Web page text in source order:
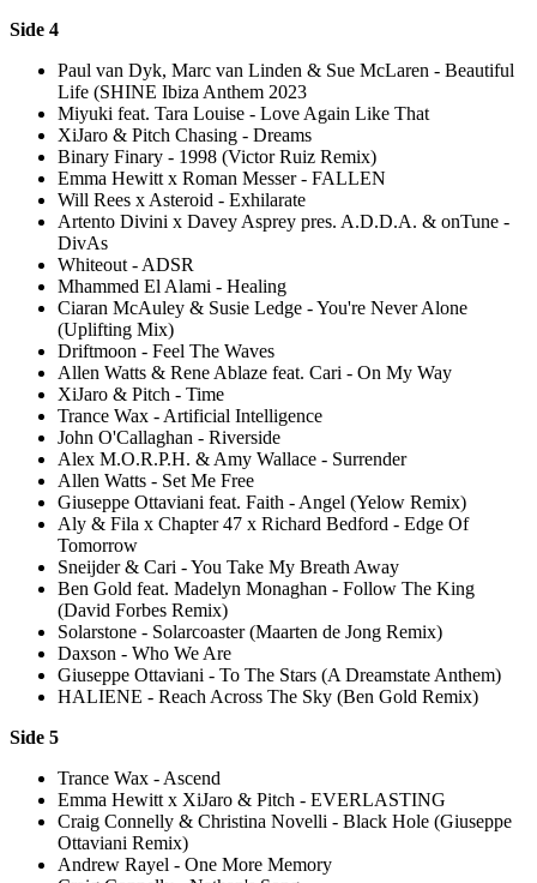
Side 4
Paul van Dyk, Marc van Linden & Sue McLaren - Beautiful
Life (SHINE Ibiza Anthem 2023
Miyuki feat. Tara Louise - Love Again Like That
XiJaro & Pitch Chasing - Dreams
Binary Finary - 1998 (Victor Ruiz Remix)
Emma Hewitt x Roman Messer - FALLEN
Will Rees x Asteroid - Exhilarate
Artento Divini x Davey Asprey pres. A.D.D.A. & onTune -
DivAs
Whiteout - ADSR
Mhammed El Alami - Healing
Ciaran McAuley & Susie Ledge - You're Never Alone
(Uplifting Mix)
Driftmoon - Feel The Waves
Allen Watts & Rene Ablaze feat. Cari - On My Way
XiJaro & Pitch - Time
Trance Wax - Artificial Intelligence
John O'Callaghan - Riverside
Alex M.O.R.P.H. & Amy Wallace - Surrender
Allen Watts - Set Me Free
Giuseppe Ottaviani feat. Faith - Angel (Yelow Remix)
Aly & Fila x Chapter 47 x Richard Bedford - Edge Of
Tomorrow
Sneijder & Cari - You Take My Breath Away
Ben Gold feat. Madelyn Monaghan - Follow The King
(David Forbes Remix)
Solarstone - Solarcoaster (Maarten de Jong Remix)
Daxson - Who We Are
Giuseppe Ottaviani - To The Stars (A Dreamstate Anthem)
HALIENE - Reach Across The Sky (Ben Gold Remix)
Side 5
Trance Wax - Ascend
Emma Hewitt x XiJaro & Pitch - EVERLASTING
Craig Connelly & Christina Novelli - Black Hole (Giuseppe
Ottaviani Remix)
Andrew Rayel - One More Memory